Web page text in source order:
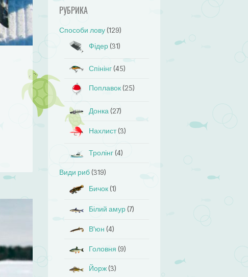
РУБРИКА
Способи лову (129)
Фідер (31)
Спінінг (45)
Поплавок (25)
Донка (27)
Нахлист(3)
Тролінг (4)
Види риб (319)
Бичок (1)
Білий амур (7)
В'юн (4)
Головня (9)
Йорж (3)